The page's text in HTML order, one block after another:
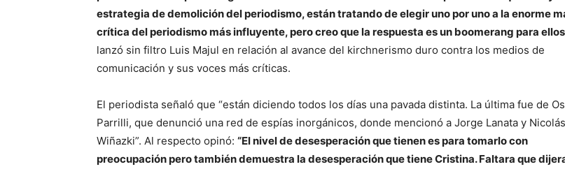
estrategia de demolición del periodismo, están tratando de elegir uno por uno a la enorme
crítica del periodismo más influyente, pero creo que la respuesta es un boomerang para
lanzó sin filtro Luis Majul en relación al avance del kirchnerismo duro contra los medios de
comunicación y sus voces más críticas.
El periodista señaló que “están diciendo todos los días una pavada distinta. La última fue de
Parrilli, que denunció una red de espías inorgánicos, donde mencionó a Jorge Lanata y Nicolás
Wiñazki”. Al respecto opinó: “El nivel de desesperación que tienen es para tomarlo con
preocupación pero también demuestra la desesperación que tiene Cristina. Faltara que